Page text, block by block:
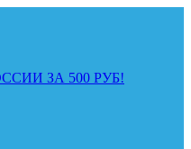
ЗА 500 РУБ!